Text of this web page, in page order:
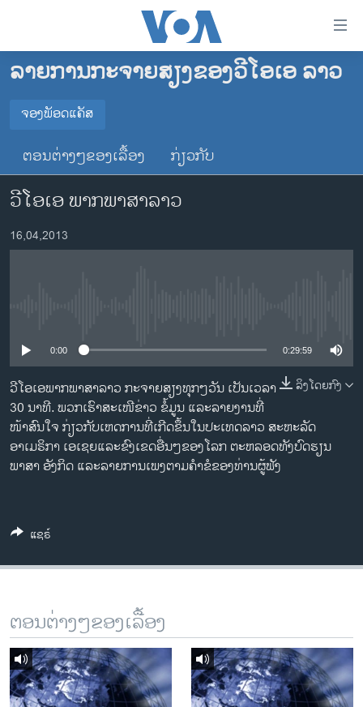
ເຂົ້າ
ຂ້າມ
ໄປ
ຫາ
ຊອກ
ຄົ້ນ
ໂຮມເພຈ
ລາວ
ອາເມຣິກາ
ການເລືອກຕັ້ງ ປະທານາທີບໍດີ ສະຫະລັດ 2024
ຂ່າວ​ຈີນ
ໂລກ
ຊຸມຊົນຊາວລາວ
ວິທະຍາສາດ-ເທັກໂນໂລຈີ
ທຸລະກິດ
ພາສາອັງກິດ
ວີດີໂອ
ຕິດຕາມພວກເຮົາ ທີ່
ພາສາຕ່າງໆ
ລາຍການກະຈາຍສຽງຂອງວີໂອເອ ລາວ
ຈອງພັອດແຄັສ
ຈອງພັອດແຄັສ
ຕອນຕ່າງໆຂອງເລື້ອງ ກ່ຽວກັບ
ວີໂອເອ ພາກພາສາລາວ
16,04,2013
0:00 0:29:59
ລິງໂດຍກົງ
ວີໂອເອພາກພາສາລາວ ກະຈາຍສຽງທຸກໆວັນ ເປັນເວລາ
30 ນາທີ. ພວກເຮົາສະເໜີຂ່າວ ຂໍ້ມູນ ແລະລາຍງານທີ່
ໜ້າສົນໃຈ ກ່ຽວກັບເຫດການທີ່ເກີດຂຶ້ນໃນປະເທດລາວ ສະຫະລັດ
ອາເມຣິກາ ເອເຊຍແລະຂົງເຂດອື່ນໆຂອງໂລກ ຕະຫລອດທັງບົດຮຽນ
ພາສາ ອັງກິດ ແລະລາຍການເພງຕາມຄຳຂໍຂອງທ່ານຜູ້ຟັງ
ແຊຣ໌
ຕອນຕ່າງໆຂອງເລື້ອງ